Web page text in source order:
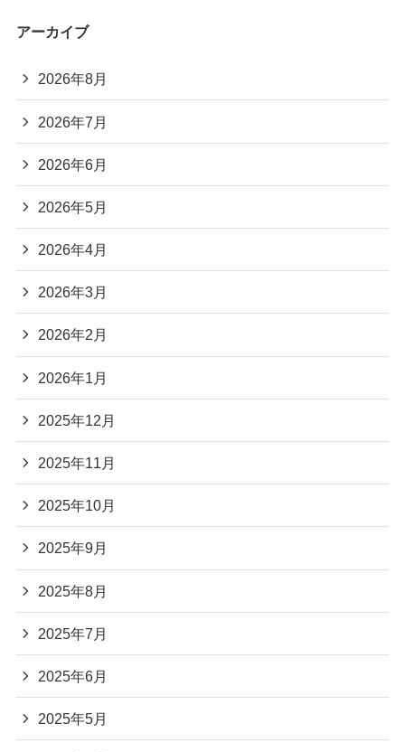
アーカイブ
2026年8月
2026年7月
2026年6月
2026年5月
2026年4月
2026年3月
2026年2月
2026年1月
2025年12月
2025年11月
2025年10月
2025年9月
2025年8月
2025年7月
2025年6月
2025年5月